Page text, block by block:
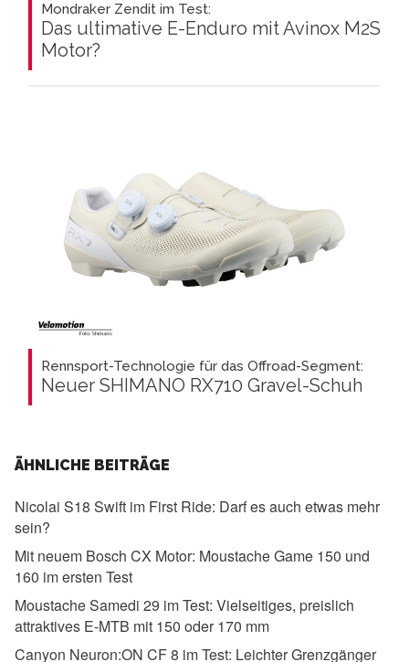
Mondraker Zendit im Test:
Das ultimative E-Enduro mit Avinox M2S
Motor?
Rennsport-Technologie für das Offroad-Segment:
Neuer SHIMANO RX710 Gravel-Schuh
ÄHNLICHE BEITRÄGE
Nicolai S18 Swift im First Ride: Darf es auch etwas mehr
sein?
Mit neuem Bosch CX Motor: Moustache Game 150 und
160 im ersten Test
Moustache Samedi 29 im Test: Vielseitiges, preislich
attraktives E-MTB mit 150 oder 170 mm
Canyon Neuron:ON CF 8 im Test: Leichter Grenzgänger